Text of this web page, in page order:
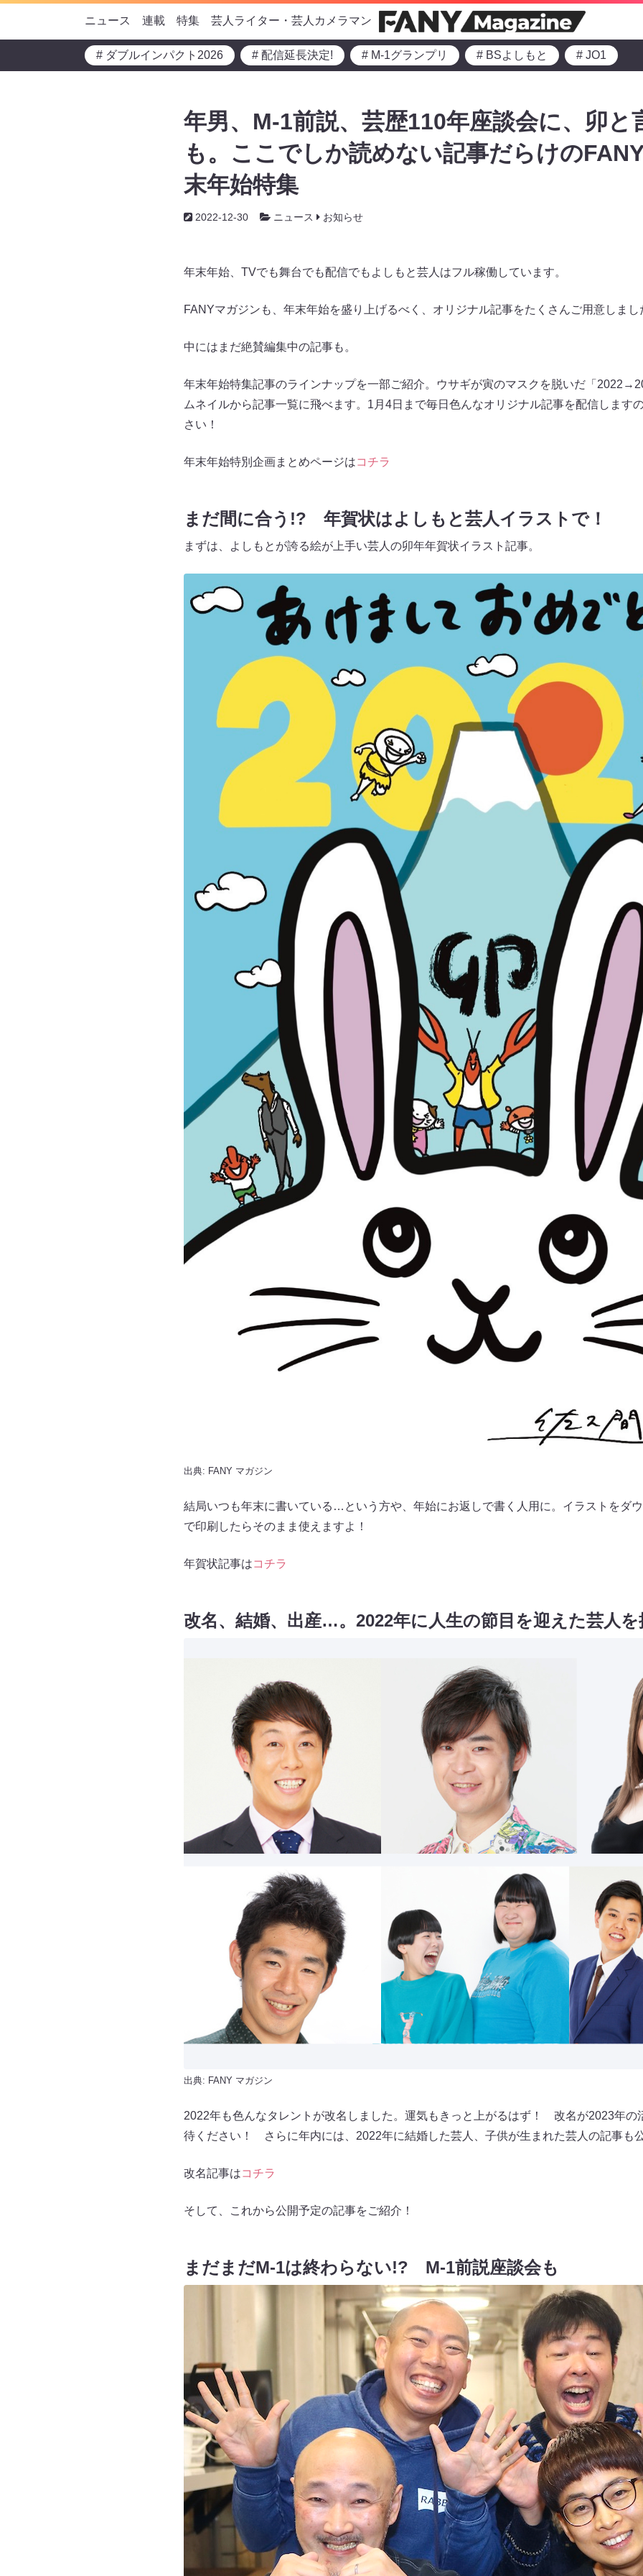
ニュース 連載 特集 芸人ライター・芸人カメラマン
# ダブルインパクト2026 # 配信延長決定! # M-1グランプリ # BSよしもと # JO1
年男、M-1前説、芸歴110年座談会に、卯と
も。ここでしか読めない記事だらけの
末年始特集
2022-12-30 ニュース お知らせ
年末年始、TVでも舞台でも配信でもよしもと芸人はフル稼働しています。
FANYマガジンも、年末年始を盛り上げるべく、オリジナル記事をたくさんご用意しまし
中にはまだ絶賛編集中の記事も。
年末年始特集記事のラインナップを一部ご紹介。ウサギが寅のマスクを脱いだ「
ムネイルから記事一覧に飛べます。1月4日まで毎日色んなオリジナル記事を配信します
さい！
年末年始特別企画まとめページはコチラ
まだ間に合う!? 年賀状はよしもと芸人イラストで！
まずは、よしもとが誇る絵が上手い芸人の卯年年賀状イラスト記事。
出典: FANY マガジン
結局いつも年末に書いている…という方や、年始にお返しで書く人用に。イラストをダ
で印刷したらそのまま使えますよ！
年賀状記事はコチラ
改名、結婚、出産…。2022年に人生の節目を迎えた芸人
出典: FANY マガジン
2022年も色んなタレントが改名しました。運気もきっと上がるはず！ 改名が2023年の
待ください！ さらに年内には、2022年に結婚した芸人、子供が生まれた芸人の記事
改名記事はコチラ
そして、これから公開予定の記事をご紹介！
まだまだM-1は終わらない!? M-1前説座談会も